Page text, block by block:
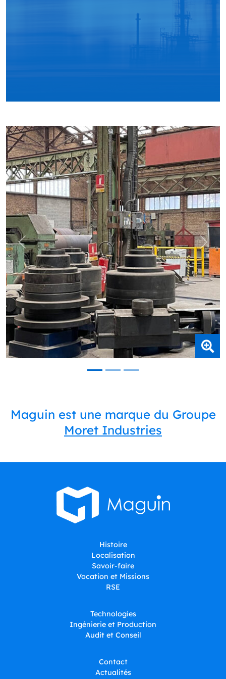
Précédent
Maguin est une marque du Groupe
Moret Industries
Histoire
Localisation
Savoir-faire
Vocation et Missions
RSE
Technologies
Ingénierie et Production
Audit et Conseil
Contact
Actualités